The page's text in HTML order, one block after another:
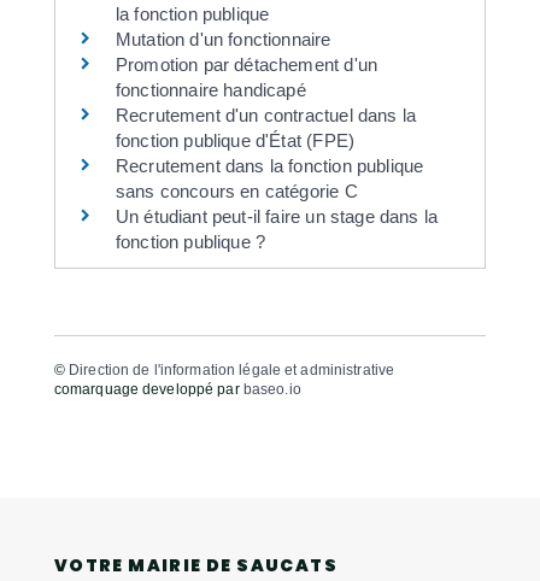
la fonction publique
Mutation d'un fonctionnaire
Promotion par détachement d'un
fonctionnaire handicapé
Recrutement d'un contractuel dans la
fonction publique d'État (FPE)
Recrutement dans la fonction publique
sans concours en catégorie C
Un étudiant peut-il faire un stage dans la
fonction publique ?
© Direction de l'information légale et administrative
comarquage developpé par baseo.io
VOTRE MAIRIE DE SAUCATS